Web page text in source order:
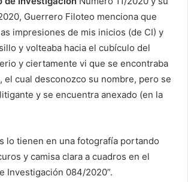
Guerrero Filoteo menciona que
impresiones de mis inicios (de CI) y
y volteaba hacia el cubículo del
y ciertamente vi que se encontraba
el cual desconozco su nombre, pero se
y se encuentra anexado (en la
lo tienen en una fotografía portando
y camisa clara a cuadros en el
Investigación 084/2020”.